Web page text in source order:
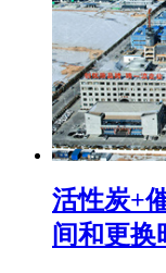
活性炭+
间和更换